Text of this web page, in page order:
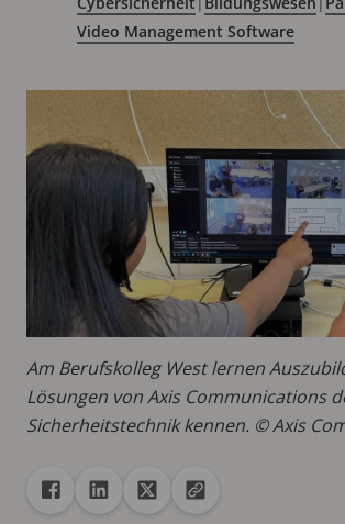
Video Management Software
Am Berufskolleg West lernen
Lösungen von Axis Communications
Sicherheitstechnik kennen. © Axis
Freigabe
Teilen auf Facebook
Teilen auf Linkedin
Teilen auf XURL in die